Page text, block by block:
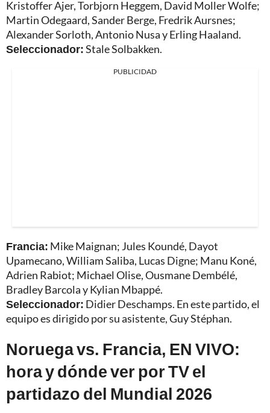
Kristoffer Ajer, Torbjorn Heggem, David Moller Wolfe;
Martin Odegaard, Sander Berge, Fredrik Aursnes;
Alexander Sorloth, Antonio Nusa y Erling Haaland.
Seleccionador:Stale Solbakken.
PUBLICIDAD
Francia: Mike Maignan; Jules Koundé, Dayot
Upamecano, William Saliba, Lucas Digne; Manu Koné,
Adrien Rabiot; Michael Olise, Ousmane Dembélé,
Bradley Barcola y Kylian Mbappé.
Seleccionador: Didier Deschamps. En este partido, el
equipo es dirigido por su asistente, Guy Stéphan.
Noruega vs. Francia, EN VIVO:
hora y dónde ver por TV el
partidazo del Mundial 2026